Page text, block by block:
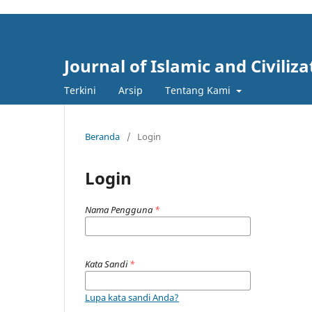
Journal of Islamic and
Terkini Arsip Tentang Kami
Beranda / Login
Login
Nama Pengguna *
Kata Sandi*
Lupa kata sandi Anda?